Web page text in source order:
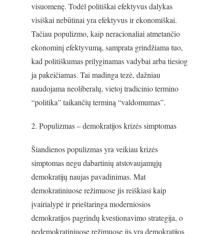
visuomenę. Todėl politiškai efektyvus dalykas
visiškai nebūtinai yra efektyvus ir ekonomiškai.
Tačiau populizmo, kaip neracionaliai atmetančio
ekonominį efektyvumą, samprata grindžiama tuo,
kad politiškumas prilyginamas vadybai arba tiesiog
ja pakeičiamas. Tai madinga tezė, dažniau
naudojama neoliberalų, vietoj tradicinio termino
“politika” taikančių terminą “valdomumas”.
2. Populizmas – demokratijos krizės simptomas
Šiandienos populizmas yra veikiau krizės
simptomas negu dabartinių atstovaujamųjų
demokratijų naujas pavadinimas. Mat
demokratiniuose režimuose jis reiškiasi kaip
įvairialypė ir prieštaringa moderniosios
demokratijos pagrindų kvestionavimo strategija, o
nedemokratiniuose režimuose jis yra demokratijos